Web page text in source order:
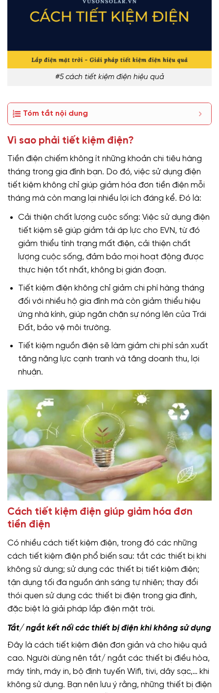
#5 cách tiết kiệm điện hiệu quả
Tóm tắt nội dung
Vì sao phải tiết kiệm điện?
Tiền điện chiếm không ít những khoản chi tiêu hàng
tháng trong gia đình bạn. Do đó, việc sử dụng điện
tiết kiệm không chỉ giúp giảm hóa đơn tiền điện mỗi
tháng mà còn mang lại nhiều lợi ích đáng kể. Đó là:
Cải thiện chất lượng cuộc sống: Việc sử dụng điện
tiết kiệm sẽ giúp giảm tải áp lực cho EVN, từ đó
giảm thiểu tình trạng mất điện, cải thiện chất
lượng cuộc sống, đảm bảo mọi hoạt động được
thực hiện tốt nhất, không bị gián đoạn.
Tiết kiệm điện không chỉ giảm chi phí hàng tháng
đối với nhiều hộ gia đình mà còn giảm thiểu hiệu
ứng nhà kính, giúp ngăn chặn sự nóng lên của Trái
Đất, bảo vệ môi trường.
Tiết kiệm nguồn điện sẽ làm giảm chi phí sản xuất
tăng năng lực cạnh tranh và tăng doanh thu, lợi
nhuận.
Cách tiết kiệm điện giúp giảm hóa đơn
tiền điện
Có nhiều cách tiết kiệm điện, trong đó các những
cách tiết kiệm điện phổ biến sau: tắt các thiết bị khi
không sử dụng; sử dụng các thiết bị tiết kiệm điện;
tận dụng tối đa nguồn ánh sáng tự nhiên; thay đổi
thói quen sử dụng các thiết bị điện trong gia đình,
đặc biệt là giải pháp lắp điện mặt trời.
Tắt/ ngắt kết nối các thiết bị điện khi không sử dụng
Đây là cách tiết kiệm điện đơn giản và cho hiệu quả
cao. Người dùng nên tắt/ ngắt các thiết bị điều hòa,
máy tính, máy in, bộ định tuyến Wifi, tivi, dây sạc,… khi
không sử dụng. Bạn nên lưu ý rằng, những thiết bị điện